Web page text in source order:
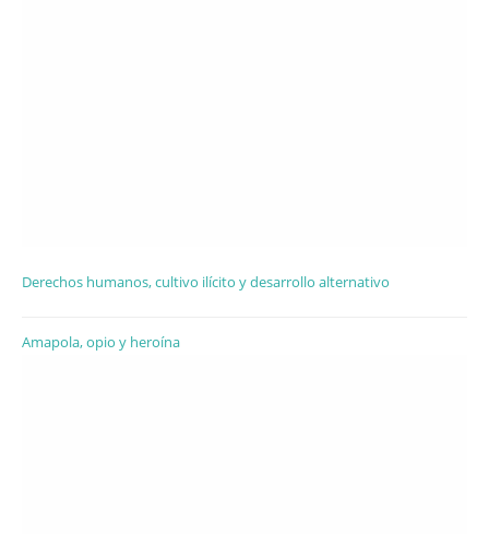
Derechos humanos, cultivo ilícito y desarrollo alternativo
Amapola, opio y heroína